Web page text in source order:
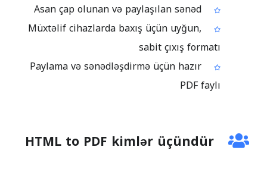
Müxtəlif cihazlarda baxış üçün uyğun,
sabit çıxış formatı
Paylama və sənədləşdirmə üçün hazır
PDF faylı
HTML to PDF kimlər üçündür